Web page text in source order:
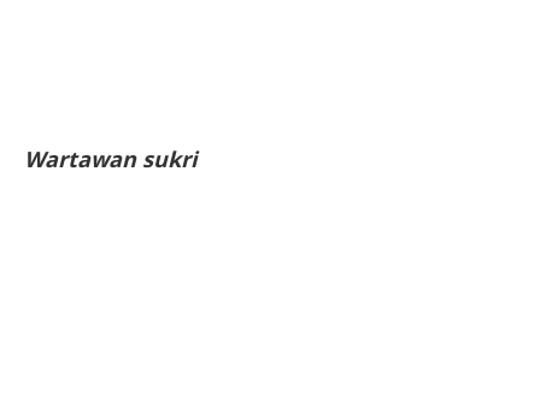
Wartawan sukri